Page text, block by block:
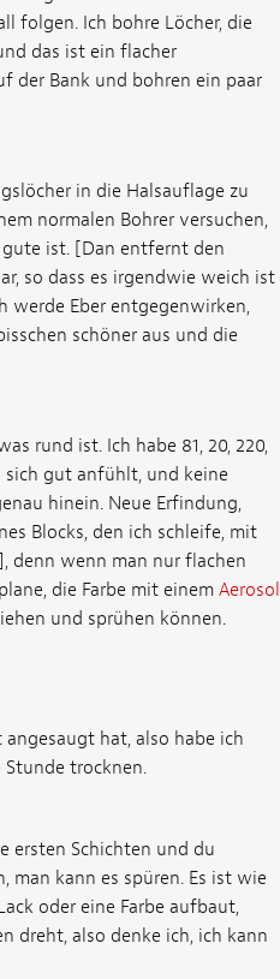
folgen. Ich bohre Löcher, die
das ist ein flacher
der Bank und bohren ein paar
in die Halsauflage zu
normalen Bohrer versuchen,
ist. [Dan entfernt den
so dass es irgendwie weich ist
werde Eber entgegenwirken,
schöner aus und die
rund ist. Ich habe 81, 20, 220,
sich gut anfühlt, und keine
hinein. Neue Erfindung,
Blocks, den ich schleife, mit
denn wenn man nur flachen
die Farbe mit einem Aerosol
und sprühen können.
hat, also habe ich
trocknen.
ersten Schichten und du
man kann es spüren. Es ist wie
oder eine Farbe aufbaut,
dreht, also denke ich, ich kann